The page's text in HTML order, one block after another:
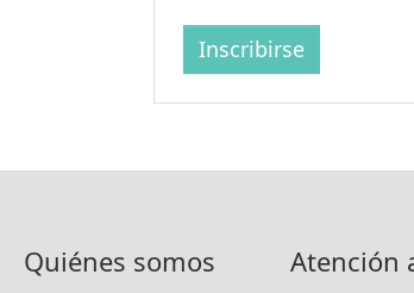
Inscribirse
Quiénes somos Atención